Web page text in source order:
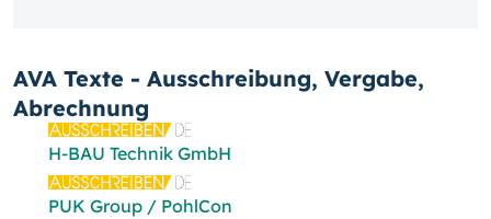
AVA Texte - Ausschreibung, Vergabe,
Abrechnung
H-BAU Technik GmbH
PUK Group / PohlCon